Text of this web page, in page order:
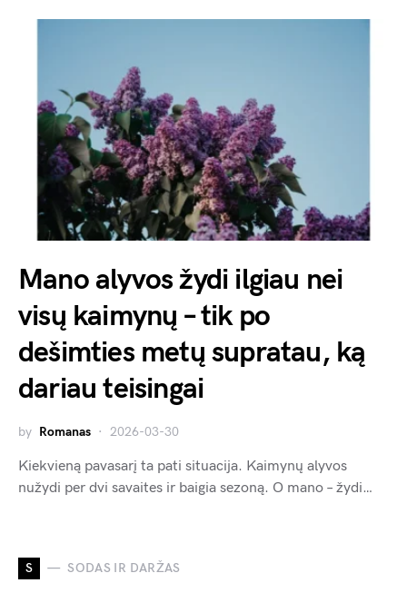
Mano alyvos žydi ilgiau nei
visų kaimynų – tik po
dešimties metų supratau, ką
dariau teisingai
by Romanas 2026-03-30
Kiekvieną pavasarį ta pati situacija. Kaimynų alyvos
nužydi per dvi savaites ir baigia sezoną. O mano – žydi…
S SODAS IR DARŽAS